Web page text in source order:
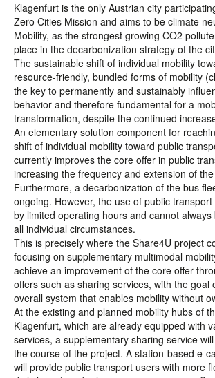
Klagenfurt is the only Austrian city
Zero Cities Mission and aims to be climate
Mobility, as the strongest growing CO2
place in the decarbonization strategy of the
The sustainable shift of individual mobility
resource-friendly, bundled forms of mobility
the key to permanently and sustainably
behavior and therefore fundamental for a
transformation, despite the continued
An elementary solution component for
shift of individual mobility toward public
currently improves the core offer in public
increasing the frequency and extension of
Furthermore, a decarbonization of the bus
ongoing. However, the use of public
by limited operating hours and cannot always
all individual circumstances.
This is precisely where the Share4U project
focusing on supplementary multimodal
achieve an improvement of the core offer
offers such as sharing services, with the goal
overall system that enables mobility without
At the existing and planned mobility hubs of
Klagenfurt, which are already equipped with
services, a supplementary sharing service
the course of the project. A station-based e-
will provide public transport users with more